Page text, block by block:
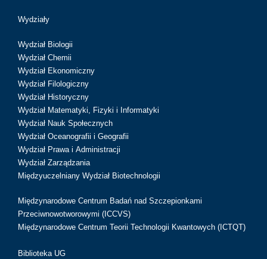
Wydziały
Wydział Biologii
Wydział Chemii
Wydział Ekonomiczny
Wydział Filologiczny
Wydział Historyczny
Wydział Matematyki, Fizyki i Informatyki
Wydział Nauk Społecznych
Wydział Oceanografii i Geografii
Wydział Prawa i Administracji
Wydział Zarządzania
Międzyuczelniany Wydział Biotechnologii
Międzynarodowe Centrum Badań nad Szczepionkami
Przeciwnowotworowymi (ICCVS)
Międzynarodowe Centrum Teorii Technologii Kwantowych (ICTQT)
Biblioteka UG